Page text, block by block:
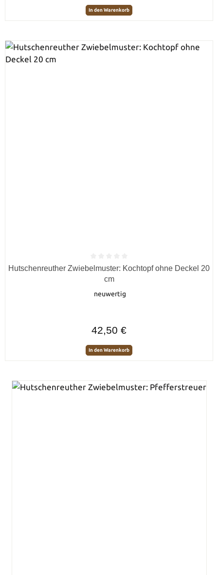
In den Warenkorb
Durchschnittliche Bewertung von 0 von 5 Sternen
Hutschenreuther Zwiebelmuster: Kochtopf ohne Deckel 20
cm
neuwertig
42,50 €
In den Warenkorb